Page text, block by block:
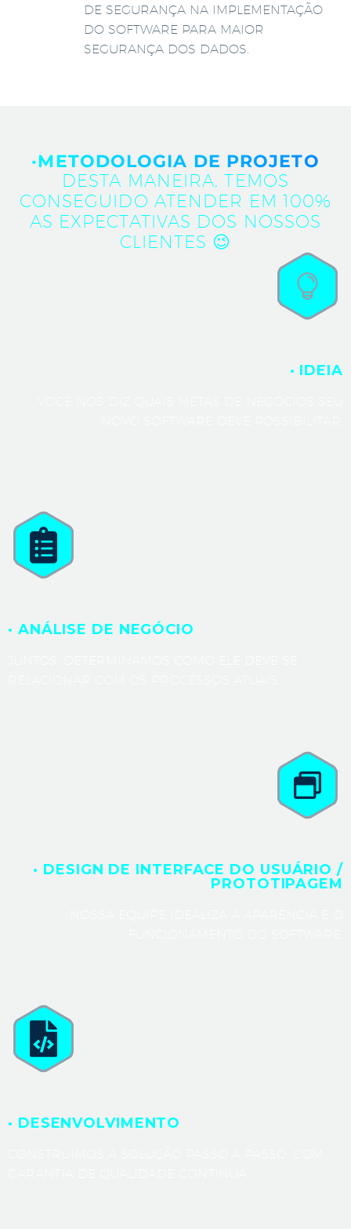
DE SEGURANÇA NA IMPLEMENTAÇÃO
DO SOFTWARE PARA MAIOR
SEGURANÇA DOS DADOS.
·METODOLOGIA DE PROJETO
DESTA MANEIRA, TEMOS
CONSEGUIDO ATENDER EM 100%
AS EXPECTATIVAS DOS NOSSOS
CLIENTES 😉
· IDEIA
· ANÁLISE DE NEGÓCIO
· DESIGN DE INTERFACE DO USUÁRIO /
PROTOTIPAGEM
· DESENVOLVIMENTO